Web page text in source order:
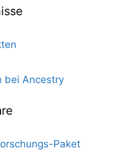
bei Ancestry
Paket